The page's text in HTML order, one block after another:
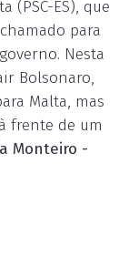
(PSC-ES), que
para
Nesta
Bolsonaro,
Malta, mas
frente de um
Monteiro -